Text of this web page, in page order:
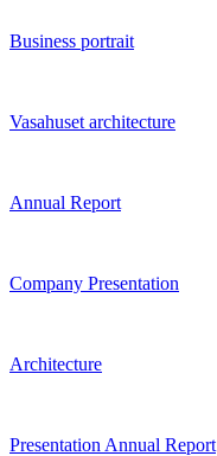
Business portrait
Vasahuset architecture
Annual Report
Company Presentation
Architecture
Presentation Annual Report